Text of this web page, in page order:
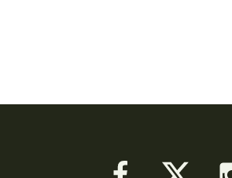
Facebook